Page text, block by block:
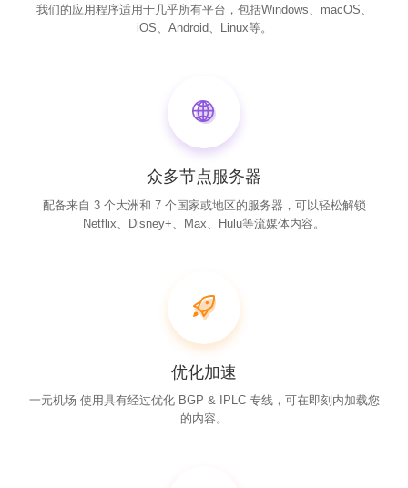
我们的应用程序适用于几乎所有平台，包括Windows、macOS、
iOS、Android、Linux等。
众多节点服务器
配备来自 3 个大洲和 7 个国家或地区的服务器，可以轻松解锁
Netflix、Disney+、Max、Hulu等流媒体内容。
优化加速
一元机场 使用具有经过优化 BGP & IPLC 专线，可在即刻内加载您
的内容。